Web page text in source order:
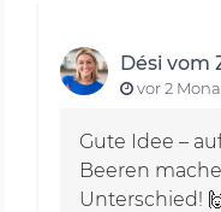
Dési vom
vor 2
Gute Idee –
Beeren
Unterschied!